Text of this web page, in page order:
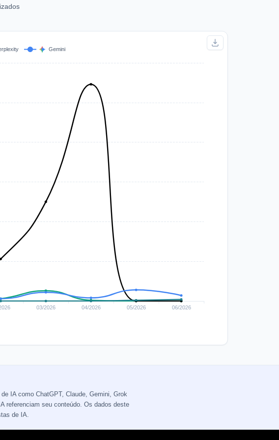
IA como ChatGPT, Claude, Gemini, Grok
referenciam seu conteúdo. Os dados deste
de IA.